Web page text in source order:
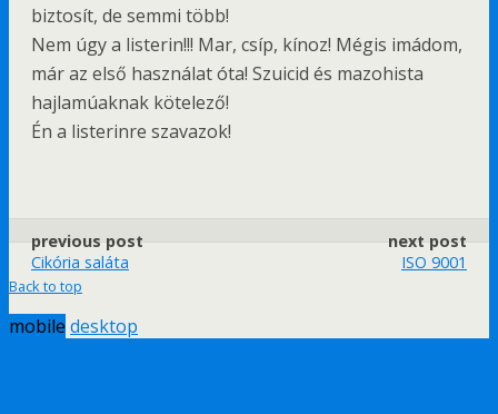
biztosít, de semmi több!
Nem úgy a listerin!!! Mar, csíp, kínoz! Mégis imádom,
már az első használat óta! Szuicid és mazohista
hajlamúaknak kötelező!
Én a listerinre szavazok!
previous post
Cikória saláta
next post
ISO 9001
Back to top
mobile desktop